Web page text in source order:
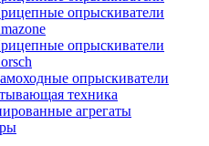
опрыскиватели
опрыскиватели
опрыскиватели
техника
агрегаты